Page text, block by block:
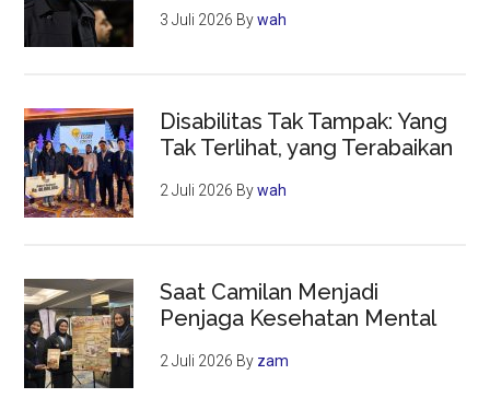
3 Juli 2026 Bywah
Disabilitas Tak Tampak: Yang
Tak Terlihat, yang Terabaikan
2 Juli 2026 Bywah
Saat Camilan Menjadi
Penjaga Kesehatan Mental
2 Juli 2026 By zam